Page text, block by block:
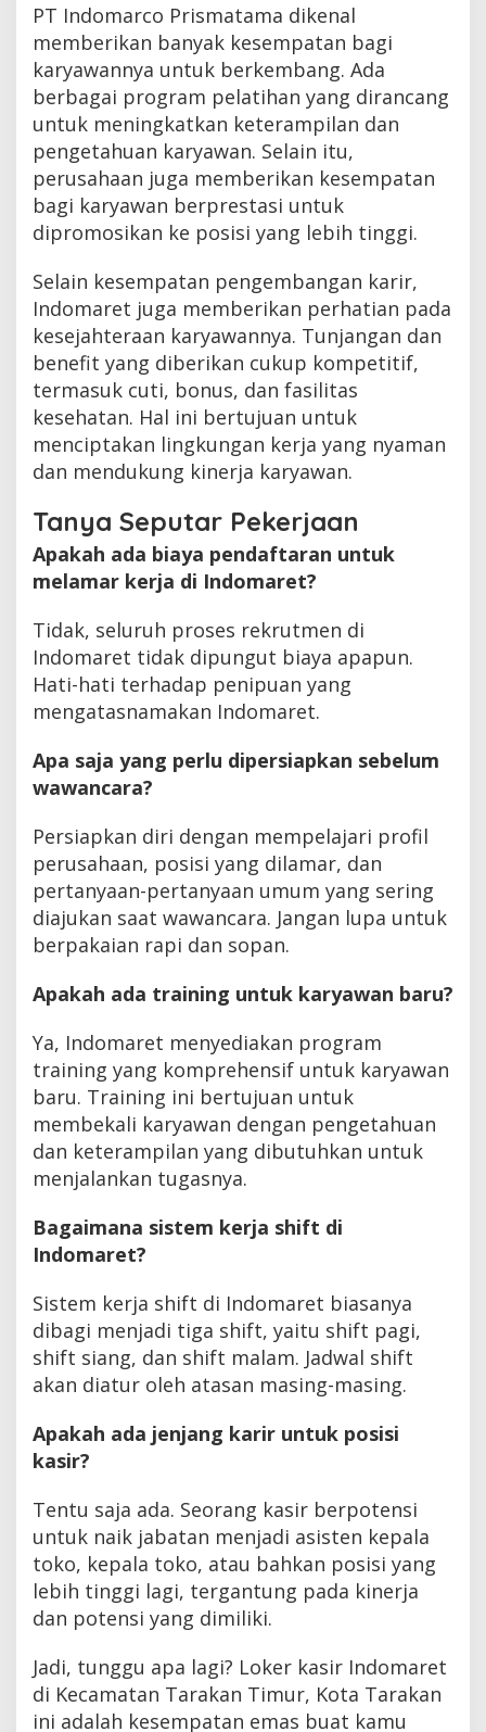
PT Indomarco Prismatama dikenal
memberikan banyak kesempatan bagi
karyawannya untuk berkembang. Ada
berbagai program pelatihan yang dirancang
untuk meningkatkan keterampilan dan
pengetahuan karyawan. Selain itu,
perusahaan juga memberikan kesempatan
bagi karyawan berprestasi untuk
dipromosikan ke posisi yang lebih tinggi.
Selain kesempatan pengembangan karir,
Indomaret juga memberikan perhatian pada
kesejahteraan karyawannya. Tunjangan dan
benefit yang diberikan cukup kompetitif,
termasuk cuti, bonus, dan fasilitas
kesehatan. Hal ini bertujuan untuk
menciptakan lingkungan kerja yang nyaman
dan mendukung kinerja karyawan.
Tanya Seputar Pekerjaan
Apakah ada biaya pendaftaran untuk
melamar kerja di Indomaret?
Tidak, seluruh proses rekrutmen di
Indomaret tidak dipungut biaya apapun.
Hati-hati terhadap penipuan yang
mengatasnamakan Indomaret.
Apa saja yang perlu dipersiapkan sebelum
wawancara?
Persiapkan diri dengan mempelajari profil
perusahaan, posisi yang dilamar, dan
pertanyaan-pertanyaan umum yang sering
diajukan saat wawancara. Jangan lupa untuk
berpakaian rapi dan sopan.
Apakah ada training untuk karyawan baru?
Ya, Indomaret menyediakan program
training yang komprehensif untuk karyawan
baru. Training ini bertujuan untuk
membekali karyawan dengan pengetahuan
dan keterampilan yang dibutuhkan untuk
menjalankan tugasnya.
Bagaimana sistem kerja shift di
Indomaret?
Sistem kerja shift di Indomaret biasanya
dibagi menjadi tiga shift, yaitu shift pagi,
shift siang, dan shift malam. Jadwal shift
akan diatur oleh atasan masing-masing.
Apakah ada jenjang karir untuk posisi
kasir?
Tentu saja ada. Seorang kasir berpotensi
untuk naik jabatan menjadi asisten kepala
toko, kepala toko, atau bahkan posisi yang
lebih tinggi lagi, tergantung pada kinerja
dan potensi yang dimiliki.
Jadi, tunggu apa lagi? Loker kasir Indomaret
di Kecamatan Tarakan Timur, Kota Tarakan
ini adalah kesempatan emas buat kamu